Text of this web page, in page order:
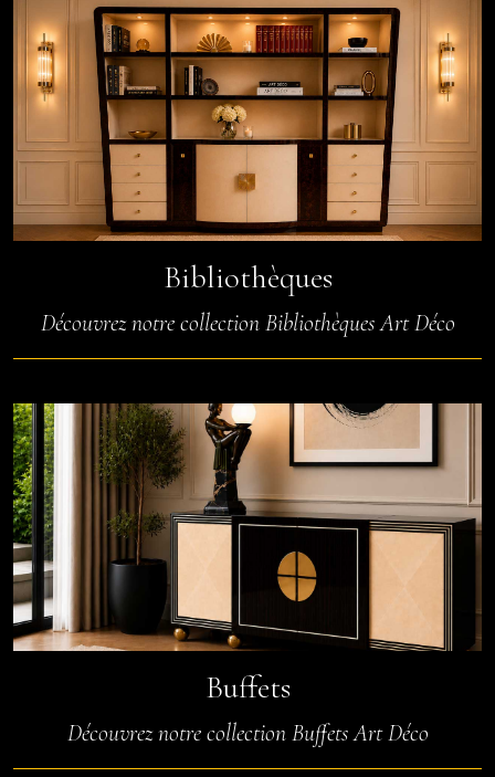
Bibliothèques
Découvrez notre collection Bibliothèques Art Déco
Buffets
Découvrez notre collection Buffets Art Déco